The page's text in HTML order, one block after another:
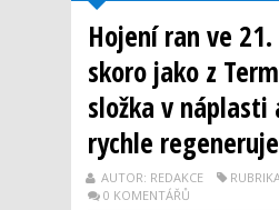
Hojení ran ve
skoro jako z
složka v náplasti
rychle
AUTOR: REDAKCE
0 KOMENTÁŘŮ